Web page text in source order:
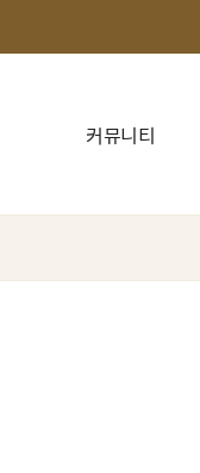
커뮤니티